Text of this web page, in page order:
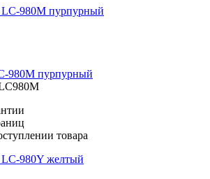
980M пурпурный
товара